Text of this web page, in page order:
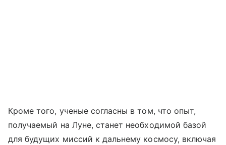
Кроме того, ученые согласны в том, что опыт,
получаемый на Луне, станет необходимой базой
для будущих миссий к дальнему космосу, включая